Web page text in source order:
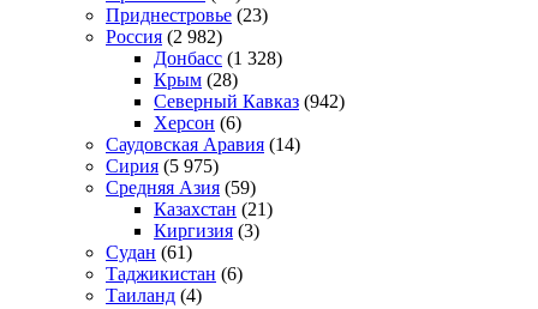
Приднестровье (23)
Россия (2 982)
Донбасс (1 328)
Крым (28)
Северный Кавказ (942)
Херсон (6)
Саудовская Аравия (14)
Сирия (5 975)
Средняя Азия (59)
Казахстан (21)
Киргизия (3)
Судан (61)
Таджикистан (6)
Таиланд (4)